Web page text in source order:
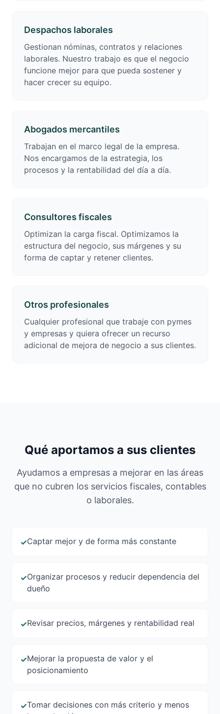
Despachos laborales
Gestionan nóminas, contratos y relaciones
laborales. Nuestro trabajo es que el negocio
funcione mejor para que pueda sostener y
hacer crecer su equipo.
Abogados mercantiles
Trabajan en el marco legal de la empresa.
Nos encargamos de la estrategia, los
procesos y la rentabilidad del día a día.
Consultores fiscales
Optimizan la carga fiscal. Optimizamos la
estructura del negocio, sus márgenes y su
forma de captar y retener clientes.
Otros profesionales
Cualquier profesional que trabaje con pymes
y empresas y quiera ofrecer un recurso
adicional de mejora de negocio a sus clientes.
Qué aportamos a sus clientes
Ayudamos a empresas a mejorar en las áreas
que no cubren los servicios fiscales, contables
o laborales.
✓Captar mejor y de forma más constante
✓Organizar procesos y reducir dependencia del
dueño
✓Revisar precios, márgenes y rentabilidad real
✓Mejorar la propuesta de valor y el
posicionamiento
✓Tomar decisiones con más criterio y menos